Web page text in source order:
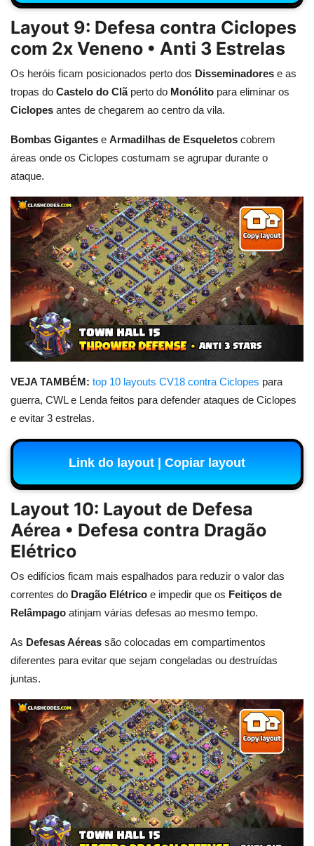
Layout 9: Defesa contra Ciclopes
com 2x Veneno • Anti 3 Estrelas
Os heróis ficam posicionados perto dos Disseminadores e as
tropas do Castelo do Clãperto do Monólito para eliminar os
Ciclopes antes de chegarem ao centro da vila.
Bombas Gigantes e Armadilhas de Esqueletos cobrem
áreas onde os Ciclopes costumam se agrupar durante o
ataque.
VEJA TAMBÉM: top 10 layouts CV18 contra Ciclopes para
guerra, CWL e Lenda feitos para defender ataques de Ciclopes
e evitar 3 estrelas.
Link do layout | Copiar layout
Layout 10: Layout de Defesa
Aérea • Defesa contra Dragão
Elétrico
Os edifícios ficam mais espalhados para reduzir o valor das
correntes do Dragão Elétrico e impedir que os Feitiços de
Relâmpago atinjam várias defesas ao mesmo tempo.
As Defesas Aéreas são colocadas em compartimentos
diferentes para evitar que sejam congeladas ou destruídas
juntas.